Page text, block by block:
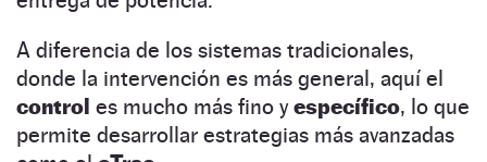
A diferencia de los sistemas tradicionales,
donde la intervención es más general, aquí el
control es mucho más fino yespecífico, lo que
permite desarrollar estrategias más avanzadas